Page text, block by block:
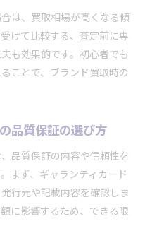
は、買取相場が高くなる傾
けて比較する、査定前に専
も効果的です。初心者でも
ことで、ブランド買取時の
品質保証の選び方
品質保証の内容や信頼性を
まず、ギャランティカード
行元や記載内容を確認しま
に影響するため、できる限